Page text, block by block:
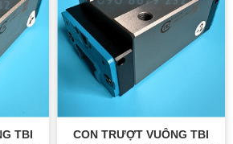
TBI
CON TRƯỢT VUÔNG TBI